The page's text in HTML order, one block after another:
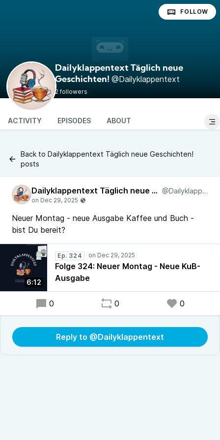
Dailyklappentext Täglich neue
Geschichten! @Dailyklappentext
2 followers
FOLLOW
ACTIVITY EPISODES ABOUT
Back to Dailyklappentext Täglich neue Geschichten!
posts
Dailyklappentext Täglich neue Geschichten! @Dailyklappentext
Neuer Montag - neue Ausgabe Kaffee und Buch -
bist Du bereit?
6:12
Ep. 324
Folge 324: Neuer Montag - Neue KuB-
Ausgabe
0 0 0
Reply to @Dailyklappentext